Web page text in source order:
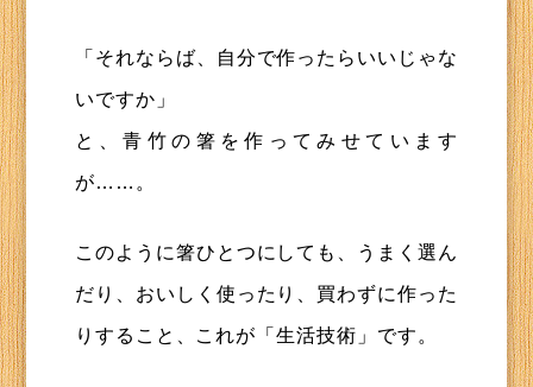
「それならば、自分で作ったらいいじゃな
いですか」
と、青竹の箸を作ってみせています
が……。
このように箸ひとつにしても、うまく選ん
だり、おいしく使ったり、買わずに作った
りすること、これが「生活技術」です。